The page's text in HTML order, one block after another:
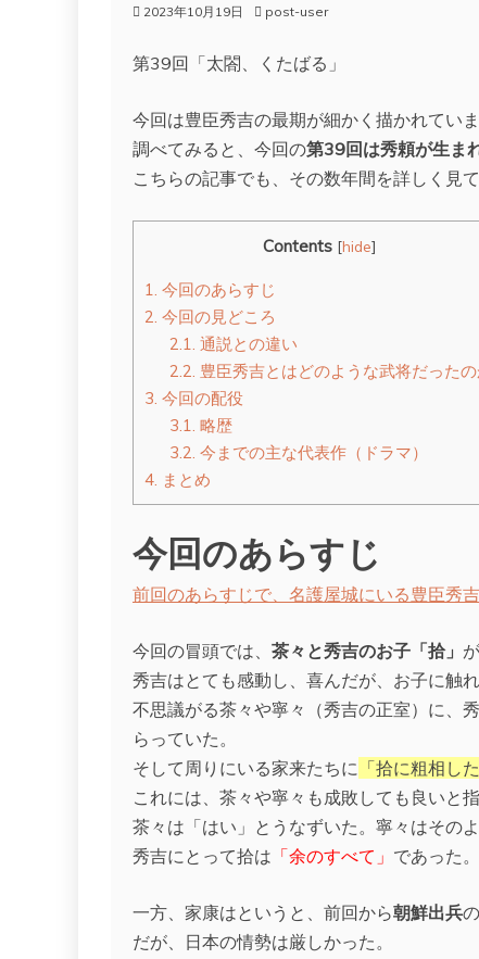
2023年10月19日 post-user
第39回「太閤、くたばる」
今回は豊臣秀吉の最期が細かく描かれていま
調べてみると、今回の第39回は秀頼が生ま
こちらの記事でも、その数年間を詳しく見
Contents [hide]
1. 今回のあらすじ
2. 今回の見どころ
2.1. 通説との違い
2.2. 豊臣秀吉とはどのような武将だった
3. 今回の配役
3.1. 略歴
3.2. 今までの主な代表作（ドラマ）
4. まとめ
今回のあらすじ
前回のあらすじで、名護屋城にいる豊臣秀
今回の冒頭では、 茶々と秀吉のお子「拾」
秀吉はとても感動し、喜んだが、お子に触れ
不思議がる茶々や寧々（秀吉の正室）に、
らっていた。
そして周りにいる家来たちに 「拾に粗相し
これには、茶々や寧々も成敗しても良いと指
茶々は「はい」とうなずいた。寧々はその
秀吉にとって拾は 「余のすべて」 であった。
一方、家康はというと、前回から朝鮮出兵
だが、日本の情勢は厳しかった。